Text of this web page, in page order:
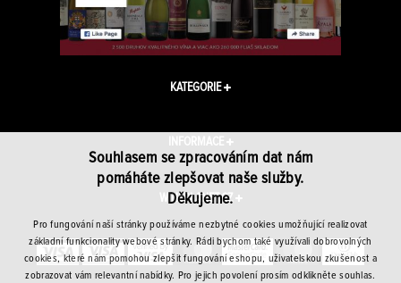
KATEGORIE
INFORMACE
WINEPLANET.CZ
Souhlasem se zpracováním dat nám
pomáháte zlepšovat naše služby.
Děkujeme.
Pro fungování naší stránky používáme nezbytné cookies umožňující realizovat
základní funkcionality webové stránky. Rádi bychom také využívali dobrovolných
cookies, které nám pomohou zlepšit fungování eshopu, uživatelskou zkušenost a
zobrazovat vám relevantní nabídky. Pro jejich povolení prosím odklikněte souhlas.